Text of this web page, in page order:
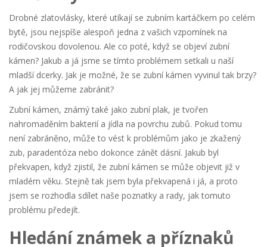
Drobné zlatovlásky, které utíkají se zubním kartáčkem po celém
bytě, jsou nejspíše alespoň jedna z vašich vzpomínek na
rodičovskou dovolenou. Ale co poté, když se objeví zubní
kámen? Jakub a já jsme se tímto problémem setkali u naší
mladší dcerky. Jak je možné, že se zubní kámen vyvinul tak brzy?
A jak jej můžeme zabránit?
Zubní kámen, známý také jako zubní plak, je tvořen
nahromaděním bakterií a jídla na povrchu zubů. Pokud tomu
není zabráněno, může to vést k problémům jako je zkažený
zub, paradentóza nebo dokonce zánět dásní. Jakub byl
překvapen, když zjistil, že zubní kámen se může objevit již v
mladém věku. Stejně tak jsem byla překvapená i já, a proto
jsem se rozhodla sdílet naše poznatky a rady, jak tomuto
problému předejít.
Hledání známek a příznaků